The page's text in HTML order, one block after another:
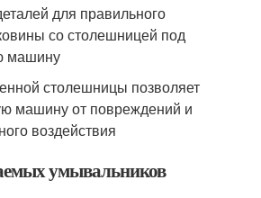
столешницы позволяет
машину от повреждений и
воздействия
умывальников